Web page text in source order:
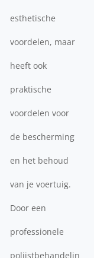
esthetische
voordelen, maar
heeft ook
praktische
voordelen voor
de bescherming
en het behoud
van je voertuig.
Door een
professionele
polijstbehandelin